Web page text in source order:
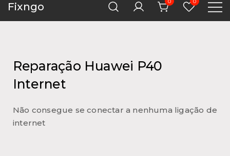
Fixngo
Reparação Huawei P40
Internet
Não consegue se conectar a nenhuma ligação de
internet